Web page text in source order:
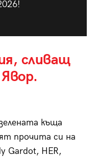
сливащ
къща
прочита си на
Gardot, HER,